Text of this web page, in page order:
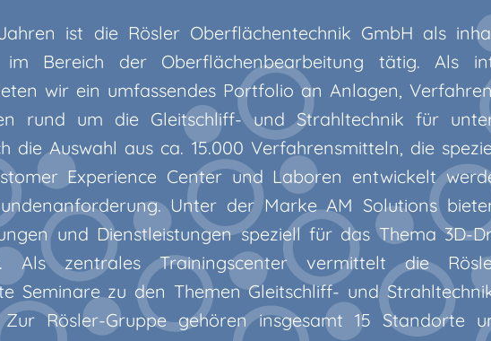
ist die Rösler Oberflächentechnik GmbH als
im Bereich der Oberflächenbearbeitung tätig. Als
wir ein umfassendes Portfolio an Anlagen,
rund um die Gleitschliff- und Strahltechnik für
die Auswahl aus ca. 15.000 Verfahrensmitteln, die
Experience Center und Laboren entwickelt
Unter der Marke AM Solutions
und Dienstleistungen speziell für das Thema 3D-
Als zentrales Trainingscenter vermittelt die
Seminare zu den Themen Gleitschliff- und
Zur Rösler-Gruppe gehören insgesamt 15 Standorte